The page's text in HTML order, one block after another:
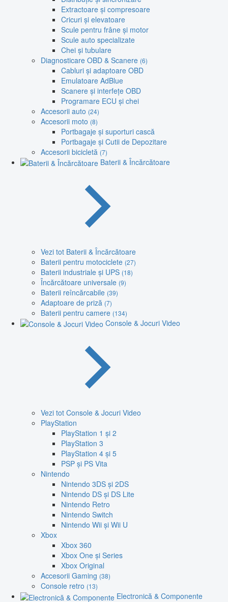
Extractoare și compresoare
Cricuri și elevatoare
Scule pentru frâne și motor
Scule auto specializate
Chei și tubulare
Diagnosticare OBD & Scanere (6)
Cabluri și adaptoare OBD
Emulatoare AdBlue
Scanere și interfețe OBD
Programare ECU și chei
Accesorii auto (24)
Accesorii moto (8)
Portbagaje și suporturi cască
Portbagaje și Cutii de Depozitare
Accesorii bicicletă (7)
Baterii & Încărcătoare
Vezi tot Baterii & Încărcătoare
Baterii pentru motociclete (27)
Baterii industriale și UPS (18)
Încărcătoare universale (9)
Baterii reîncărcabile (39)
Adaptoare de priză (7)
Baterii pentru camere (134)
Console & Jocuri Video
Vezi tot Console & Jocuri Video
PlayStation
PlayStation 1 și 2
PlayStation 3
PlayStation 4 și 5
PSP și PS Vita
Nintendo
Nintendo 3DS și 2DS
Nintendo DS și DS Lite
Nintendo Retro
Nintendo Switch
Nintendo Wii și Wii U
Xbox
Xbox 360
Xbox One și Series
Xbox Original
Accesorii Gaming (38)
Console retro (13)
Electronică & Componente